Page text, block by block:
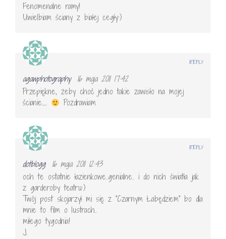
Fenomenalne ramy!
Uwielbiam ściany z białej cegły:)
agawphotography
16 maja 2011 17:42
Przepiękne, żeby choć jedno takie zawisło na mojej
ścianie…..
Pozdrawiam
REPLY
dotblogg
16 maja 2011 12:43
och te ostatnie łazienkowe..genialne.. i do nich światła jak
z garderoby teatru:)
Twój post skojarzył mi się z "Czarnym Łabędziem" bo dla
mnie to film o lustrach..
miłego tygodnia!
J.
REPLY